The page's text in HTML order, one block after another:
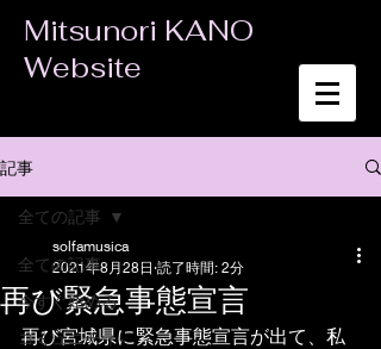
Mitsunori KANO
Website
記事
全ての記事
今すぐ始める
コミュニティ
全ての記事
再び緊急事態宣言
solfamusica
2021年8月28日 読了時間: 2分
再び宮城県に緊急事態宣言が出て、私